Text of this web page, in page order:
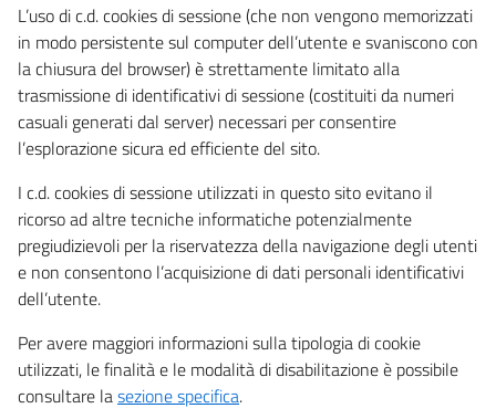
L’uso di c.d. cookies di sessione (che non vengono memorizzati
in modo persistente sul computer dell’utente e svaniscono con
la chiusura del browser) è strettamente limitato alla
trasmissione di identificativi di sessione (costituiti da numeri
casuali generati dal server) necessari per consentire
l’esplorazione sicura ed efficiente del sito.
I c.d. cookies di sessione utilizzati in questo sito evitano il
ricorso ad altre tecniche informatiche potenzialmente
pregiudizievoli per la riservatezza della navigazione degli utenti
e non consentono l’acquisizione di dati personali identificativi
dell’utente.
Per avere maggiori informazioni sulla tipologia di cookie
utilizzati, le finalità e le modalità di disabilitazione è possibile
consultare lasezione specifica.